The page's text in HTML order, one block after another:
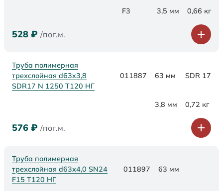
F3 3,5 мм 0,66 кг
528 ₽ /пог.м.
Труба полимерная
трехслойная d63x3,8
SDR17 N 1250 Т120 НГ
011887 63 мм SDR 17
3,8 мм 0,72 кг
576 ₽ /пог.м.
Труба полимерная
трехслойная d63х4,0 SN24
F15 Т120 НГ
011897 63 мм